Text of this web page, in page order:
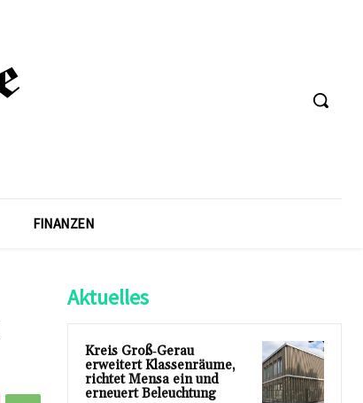
FINANZEN
Aktuelles
Kreis Groß‑Gerau
erweitert Klassenräume,
richtet Mensa ein und
erneuert Beleuchtung